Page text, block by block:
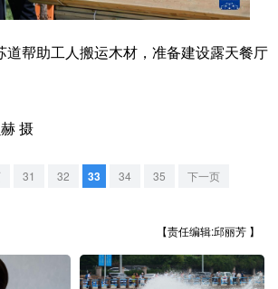
乡村振兴 银龄 溯源中国
旅游 能源 会展
一带一路
河北 山西
帮助工人搬运木材，准备建设露天餐厅
摄
31 32 33 34 35 下一页
【责任编辑:邱丽芳 】